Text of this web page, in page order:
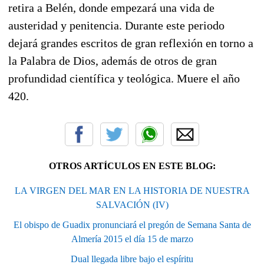
retira a Belén, donde empezará una vida de
austeridad y penitencia. Durante este periodo
dejará grandes escritos de gran reflexión en torno a
la Palabra de Dios, además de otros de gran
profundidad científica y teológica. Muere el año
420.
OTROS ARTÍCULOS EN ESTE BLOG:
LA VIRGEN DEL MAR EN LA HISTORIA DE NUESTRA
SALVACIÓN (IV)
El obispo de Guadix pronunciará el pregón de Semana Santa de
Almería 2015 el día 15 de marzo
Dual llegada libre bajo el espíritu